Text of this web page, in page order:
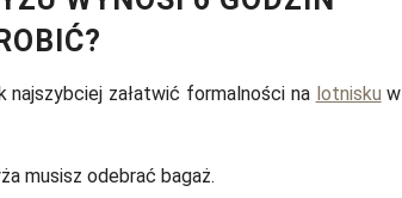
najszybciej załatwić formalności na lotnisku w
musisz odebrać bagaż.